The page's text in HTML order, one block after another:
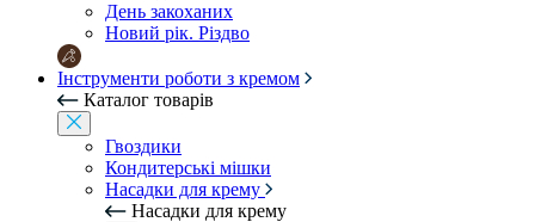
День закоханих
Новий рік. Різдво
Інструменти роботи з кремом
Каталог товарів
Гвоздики
Кондитерські мішки
Насадки для крему
Насадки для крему